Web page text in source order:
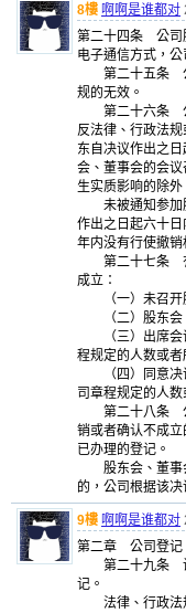
8樓 啊啊是谁都对
第二十四条 公司
电子通信方式，
第二十五条 公
规的无效。
第二十六条 公
反法律、行政法
东自决议作出之
会、董事会的会
生实质影响的除外
未被通知参加股
作出之日起六十
年内没有行使撤销
第二十七条 有
成立：
（一）未召开
（二）股东会、
（三）出席会
程规定的人数或者
（四）同意决
司章程规定的人数
第二十八条 公
销或者确认不成
已办理的登记。
股东会、董事
的，公司根据该
9樓 啊啊是谁都对
第二章 公司登记
第二十九条 设
记。
法律、行政法